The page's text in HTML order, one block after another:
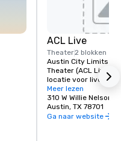
ACL Live
Theater2 blokken
Austin City Limits
Theater (ACL Live)
locatie voor
capaciteit van 2.750
jaarlijks ongeveer
organiseert. Het
thuisbasis voor de
Meer lezen
310 W Willie Nelson
Austin, TX 78701
Ga naar website